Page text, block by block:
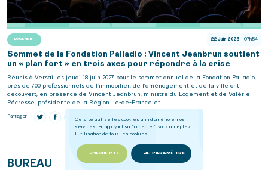
Ce site utilise les cookies afin d'améliorer nos
services. En appuyant sur "accepter", vous acceptez
l'utilisation de tous les cookies.
J'ACCEPTE JE PARAMÈTRE
LOGEMENT 22 Juin 2026 - 07h54
Sommet de la Fondation Palladio : Vincent Jeanbrun soutient
un « plan fort » en trois axes pour répondre à la crise
Réunis à Versailles jeudi 18 juin 2027 pour le sommet annuel de la Fondation Palladio,
près de 700 professionnels de l’immobilier, de l’aménagement et de la ville ont
découvert, en présence de Vincent Jeanbrun, ministre du Logement et de Valérie
Pécresse, présidente de la Région Ile-de-France et…
Partager
BUREAU